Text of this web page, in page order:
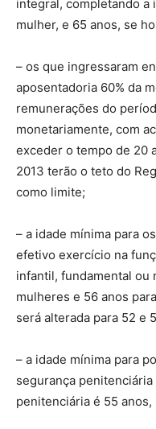
integral, completando a
mulher, e 65 anos, se
– os que ingressaram
aposentadoria 60% da
remunerações do
monetariamente, com
exceder o tempo de 20
2013 terão o teto do
como limite;
– a idade mínima para
efetivo exercício na
infantil, fundamental ou
mulheres e 56 anos
será alterada para 52 e
– a idade mínima para
segurança
penitenciária é 55